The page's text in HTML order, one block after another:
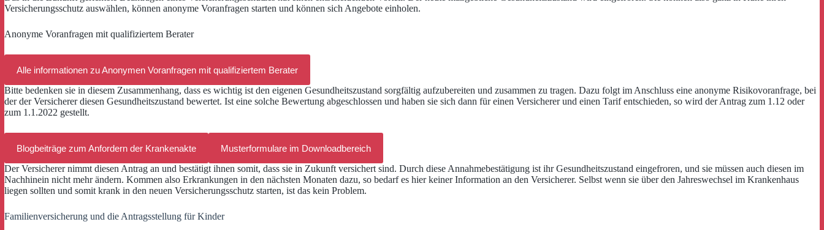
Versicherungsschutz auswählen, können anonyme Voranfragen starten und können sich Angebote einholen.
Anonyme Voranfragen mit qualifiziertem Berater
Alle informationen zu Anonymen Voranfragen mit qualifiziertem Berater
Bitte bedenken sie in diesem Zusammenhang, dass es wichtig ist den eigenen Gesundheitszustand sorgfältig aufzubereiten und zusammen zu tragen. Dazu folgt im Anschluss eine anonyme Risikovoranfrage, bei
der der Versicherer diesen Gesundheitszustand bewertet. Ist eine solche Bewertung abgeschlossen und haben sie sich dann für einen Versicherer und einen Tarif entschieden, so wird der Antrag zum 1.12 oder
zum 1.1.2022 gestellt.
Blogbeiträge zum Anfordern der Krankenakte
Musterformulare im Downloadbereich
Der Versicherer nimmt diesen Antrag an und bestätigt ihnen somit, dass sie in Zukunft versichert sind. Durch diese Annahmebestätigung ist ihr Gesundheitszustand eingefroren, und sie müssen auch diesen im
Nachhinein nicht mehr ändern. Kommen also Erkrankungen in den nächsten Monaten dazu, so bedarf es hier keiner Information an den Versicherer. Selbst wenn sie über den Jahreswechsel im Krankenhaus
liegen sollten und somit krank in den neuen Versicherungsschutz starten, ist das kein Problem.
Familienversicherung und die Antragsstellung für Kinder